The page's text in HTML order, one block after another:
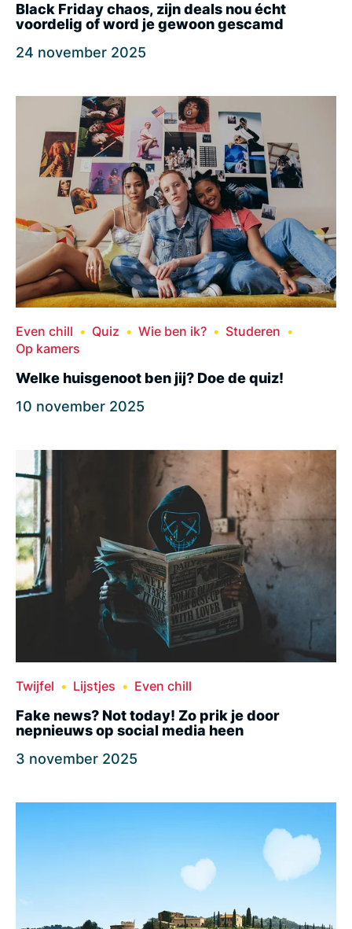
Black Friday chaos, zijn deals nou écht
voordelig of word je gewoon gescamd
24 november 2025
Even chill Quiz Wie ben ik?
Studeren
Op kamers
Welke huisgenoot ben jij? Doe de quiz!
10 november 2025
Twijfel Lijstjes Even chill
Fake news? Not today! Zo prik je door
nepnieuws op social media heen
3 november 2025